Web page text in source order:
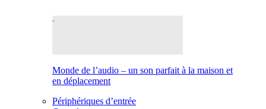
Monde de l’audio – un son parfait à la maison et
en déplacement
Périphériques d’entrée